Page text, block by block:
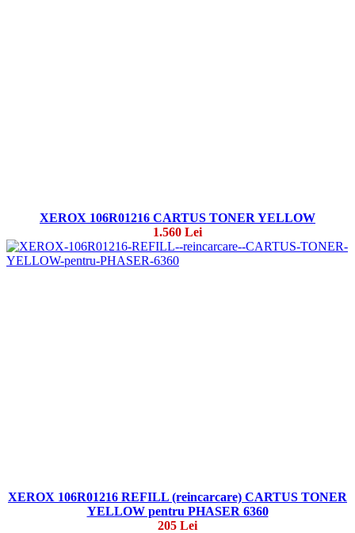
XEROX 106R01216 CARTUS TONER YELLOW
1.560 Lei
XEROX 106R01216 REFILL (reincarcare) CARTUS TONER
YELLOW pentru PHASER 6360
205 Lei